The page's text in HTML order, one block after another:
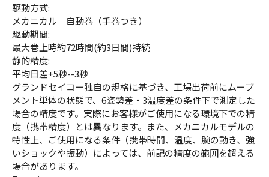
駆動方式:
メカニカル 自動巻（手巻つき）
駆動期間:
最大巻上時約72時間(約3日間)持続
静的精度:
平均日差+5秒--3秒
グランドセイコー独自の規格に基づき、工場出荷前にムーブ
メント単体の状態で、6姿勢差・3温度差の条件下で測定した
場合の精度です。実際にお客様がご使用になる環境下での精
度（携帯精度）とは異なります。また、メカニカルモデルの
特性上、ご使用になる条件（携帯時間、温度、腕の動き、強
いショックや振動）によっては、前記の精度の範囲を超える
場合があります。